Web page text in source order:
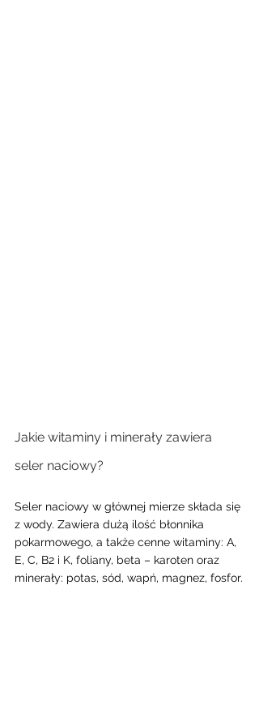
Jakie witaminy i minerały zawiera
seler naciowy?
Seler naciowy w głównej mierze składa się
z wody. Zawiera dużą ilość błonnika
pokarmowego, a także cenne witaminy: A,
E, C, B2 i K, foliany, beta – karoten oraz
minerały: potas, sód, wapń, magnez, fosfor.